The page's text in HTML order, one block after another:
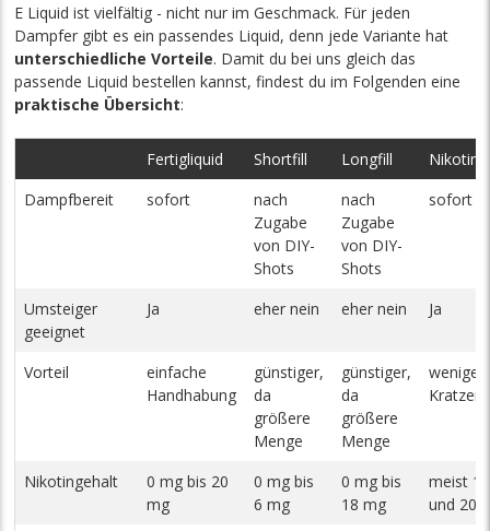
E Liquid ist vielfältig - nicht nur im Geschmack. Für jeden
Dampfer gibt es ein passendes Liquid, denn jede Variante hat
unterschiedliche Vorteile. Damit du bei uns gleich das
passende Liquid bestellen kannst, findest du im Folgenden eine
praktische Übersicht:
Fertigliquid Shortfill Longfill
Dampfbereit
sofort
nach
Zugabe
von DIY-
Shots
nach
Zugabe
von DIY-
Shots
sofort
Umsteiger
geeignet
Ja eher nein eher nein Ja
Vorteil
einfache
Handhabung
günstiger,
da
größere
Menge
günstiger,
da
größere
Menge
weniger
Kratzen
Nikotingehalt
0 mg bis 20
mg
0 mg bis
6 mg
0 mg bis
18 mg
meist
und 20